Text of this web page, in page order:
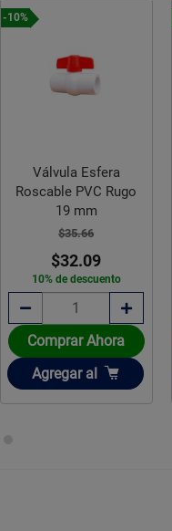
-10%
Válvula Esfera
Roscable PVC Rugo
19 mm
$35.66
$32.09
10% de descuento
Comprar Ahora
Añadir
Agregar al